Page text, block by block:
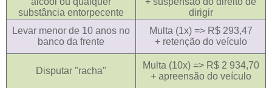
substância entorpecente
dirigir
Levar menor de 10 anos no
banco da frente
Multa (1x) => R$ 293,47
+ retenção do veículo
Disputar "racha"
Multa (10x) => R$ 2 934,70
+ apreensão do veículo